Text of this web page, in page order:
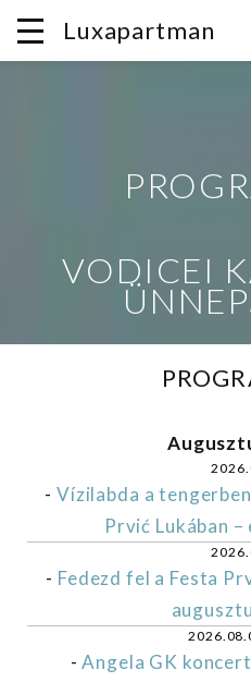
Luxapartman
VODICEI
- Vízilabda a
Prvić Lukában
- Fedezd fel a Festa
-Angela GK